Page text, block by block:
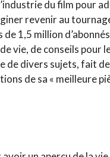
du film pour
revenir au
1,5 million
vie, de conseils
de divers sujets, fait
de sa « meilleure